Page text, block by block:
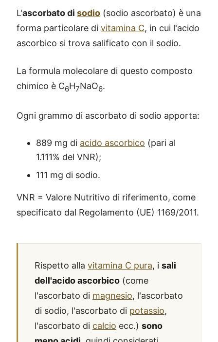
L'ascorbato di sodio (sodio ascorbato) è una
forma particolare di vitamina C, in cui l'acido
ascorbico si trova salificato con il sodio.
La formula molecolare di questo composto
chimico è C6H7NaO6.
Ogni grammo di ascorbato di sodio apporta:
889 mg di acido ascorbico (pari al
1.111% del VNR);
111 mg di sodio.
VNR = Valore Nutritivo di riferimento, come
specificato dal Regolamento (UE) 1169/2011.
Rispetto alla vitamina C pura, i sali
dell'acido ascorbico (come
l'ascorbato di magnesio, l'ascorbato
di sodio, l'ascorbato di potassio,
l'ascorbato di calcio ecc.) sono